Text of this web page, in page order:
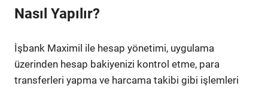
Nasıl Yapılır?
İşbank Maximil ile hesap yönetimi, uygulama
üzerinden hesap bakiyenizi kontrol etme, para
transferleri yapma ve harcama takibi gibi işlemleri